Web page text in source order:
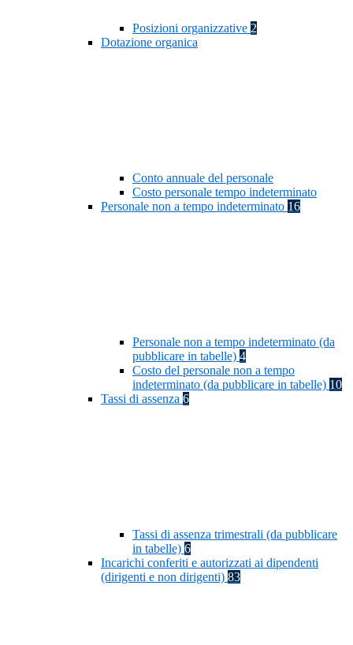
Posizioni organizzative 2
Dotazione organica
Conto annuale del personale
Costo personale tempo indeterminato
Personale non a tempo indeterminato 16
Personale non a tempo indeterminato (da
pubblicare in tabelle) 4
Costo del personale non a tempo
indeterminato (da pubblicare in tabelle) 10
Tassi di assenza 6
Tassi di assenza trimestrali (da pubblicare
in tabelle) 6
Incarichi conferiti e autorizzati ai dipendenti
(dirigenti e non dirigenti) 83